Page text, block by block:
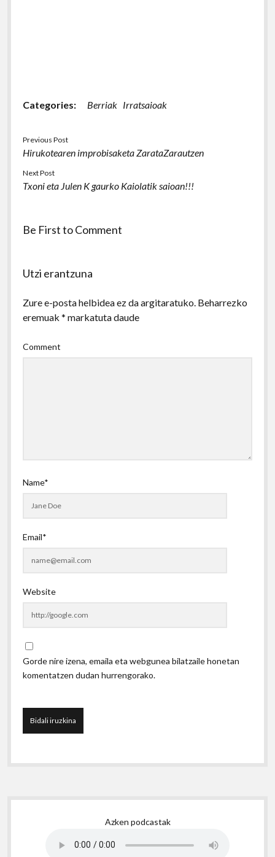
Categories: Berriak Irratsaioak
Previous Post
Hirukotearen improbisaketa ZarataZarautzen
Next Post
Txoni eta Julen K gaurko Kaiolatik saioan!!!
Be First to Comment
Utzi erantzuna
Zure e-posta helbidea ez da argitaratuko. Beharrezko
eremuak * markatuta daude
Comment
Name*
Email*
Website
Gorde nire izena, emaila eta webgunea bilatzaile honetan
komentatzen dudan hurrengorako.
Sidebar
Azken podcastak